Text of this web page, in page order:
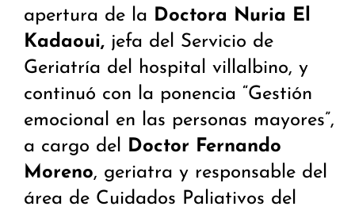
apertura de la Doctora Nuria El
Kadaoui, jefa del Servicio de
Geriatría del hospital villalbino, y
continuó con la ponencia “Gestión
emocional en las personas mayores”,
a cargo del
Doctor Fernando
Moreno, geriatra y responsable del
área de Cuidados Paliativos del